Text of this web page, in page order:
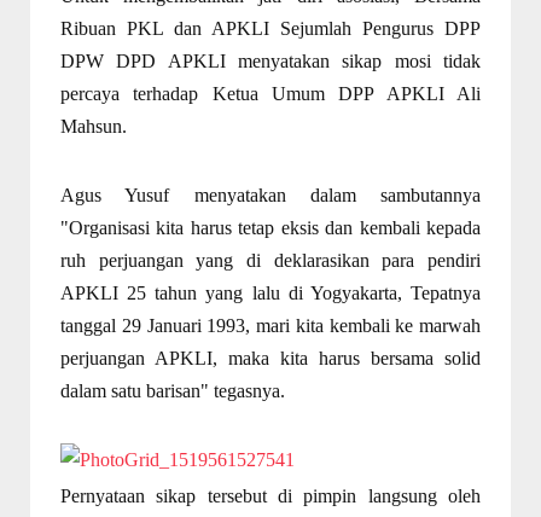
Ribuan PKL dan APKLI Sejumlah Pengurus DPP
DPW DPD APKLI menyatakan sikap mosi tidak
percaya terhadap Ketua Umum DPP APKLI Ali
Mahsun.
Agus Yusuf menyatakan dalam sambutannya
"Organisasi kita harus tetap eksis dan kembali kepada
ruh perjuangan yang di deklarasikan para pendiri
APKLI 25 tahun yang lalu di Yogyakarta, Tepatnya
tanggal 29 Januari 1993, mari kita kembali ke marwah
perjuangan APKLI, maka kita harus bersama solid
dalam satu barisan" tegasnya.
Pernyataan sikap tersebut di pimpin langsung oleh